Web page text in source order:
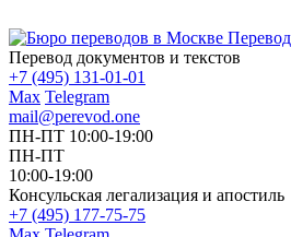
Перевод документов и текстов
+7 (495) 131-01-01
Max Telegram
mail@perevod.one
ПН-ПТ 10:00-19:00
ПН-ПТ
10:00-19:00
Консульская легализация и апостиль
+7 (495) 177-75-75